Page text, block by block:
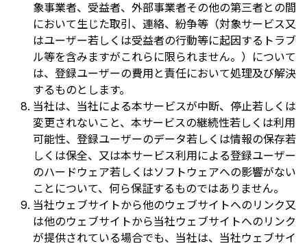
象事業者、受益者、外部事業者その他の第三者との間
において生じた取引、連絡、紛争等（対象サービス又
はユーザー若しくは受益者の行動等に起因するトラブ
ル等を含みますがこれらに限られません。）について
は、登録ユーザーの費用と責任において処理及び解決
するものとします。
当社は、当社による本サービスが中断、停止若しくは
変更されないこと、本サービスの継続性若しくは利用
可能性、登録ユーザーのデータ若しくは情報の保存若
しくは保全、又は本サービス利用による登録ユーザー
のハードウェア若しくはソフトウェアへの影響がない
ことについて、何ら保証するものではありません。
当社ウェブサイトから他のウェブサイトへのリンク又
は他のウェブサイトから当社ウェブサイトへのリンク
が提供されている場合でも、当社は、当社ウェブサイ